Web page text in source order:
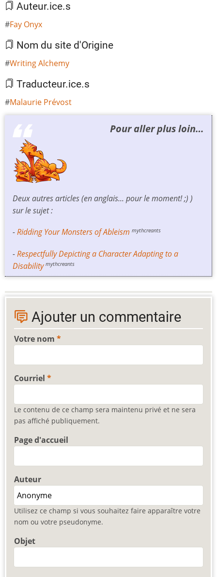
Auteur.ice.s
Fay Onyx
Nom du site d'Origine
Writing Alchemy
Traducteur.ice.s
Malaurie Prévost
Pour aller plus loin…
Deux autres articles (en anglais... pour le moment! ;) )
sur le sujet :
-Ridding Your Monsters of Ableism mythcreants
-Respectfully Depicting a Character Adapting to a
Disability mythcreants
Ajouter un commentaire
Votre nom
Courriel
Le contenu de ce champ sera maintenu privé et ne sera
pas affiché publiquement.
Page d'accueil
Auteur
Utilisez ce champ si vous souhaitez faire apparaître votre
nom ou votre pseudonyme.
Objet